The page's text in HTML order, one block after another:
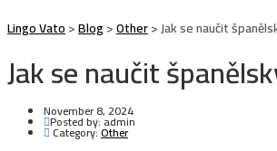
Lingo Vato>Blog>Other>Jak se naučit
Jak se naučit
November 8, 2024
Posted by:admin
Category:Other